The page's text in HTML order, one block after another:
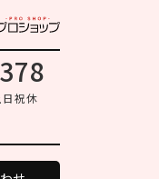
祝休